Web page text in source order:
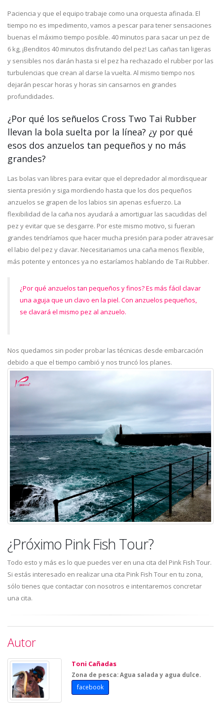
Paciencia y que el equipo trabaje como una orquesta afinada. El
tiempo no es impedimento, vamos a pescar para tener sensaciones
buenas el máximo tiempo posible. 40 minutos para sacar un pez de
6 kg, ¡Benditos 40 minutos disfrutando del pez! Las cañas tan ligeras
y sensibles nos darán hasta si el pez ha rechazado el rubber por las
turbulencias que crean al darse la vuelta. Al mismo tiempo nos
dejarán pescar horas y horas sin cansarnos en grandes
profundidades.
¿Por qué los señuelos Cross Two Tai Rubber
llevan la bola suelta por la línea? ¿y por qué
esos dos anzuelos tan pequeños y no más
grandes?
Las bolas van libres para evitar que el depredador al mordisquear
sienta presión y siga mordiendo hasta que los dos pequeños
anzuelos se grapen de los labios sin apenas esfuerzo. La
flexibilidad de la caña nos ayudará a amortiguar las sacudidas del
pez y evitar que se desgarre. Por este mismo motivo, si fueran
grandes tendríamos que hacer mucha presión para poder atravesar
el labio del pez y clavar. Necesitariamos una caña menos flexible,
más potente y entonces ya no estaríamos hablando de Tai Rubber.
¿Por qué anzuelos tan pequeños y finos? Es más fácil clavar
una aguja que un clavo en la piel. Con anzuelos pequeños,
se clavará el mismo pez al anzuelo.
Nos quedamos sin poder probar las técnicas desde embarcación
debido a que el tiempo cambió y nos truncó los planes.
¿Próximo Pink Fish Tour?
Todo esto y más es lo que puedes ver en una cita del Pink Fish Tour.
Si estás interesado en realizar una cita Pink Fish Tour en tu zona,
sólo tienes que contactar con nosotros e intentaremos concretar
una cita.
Autor
Toni Cañadas
Zona de pesca: Agua salada y agua dulce.
facebook